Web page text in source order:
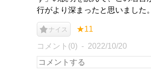
行がより深まったと思いました。
ナイス ★11
コメント(0) 2022/10/20